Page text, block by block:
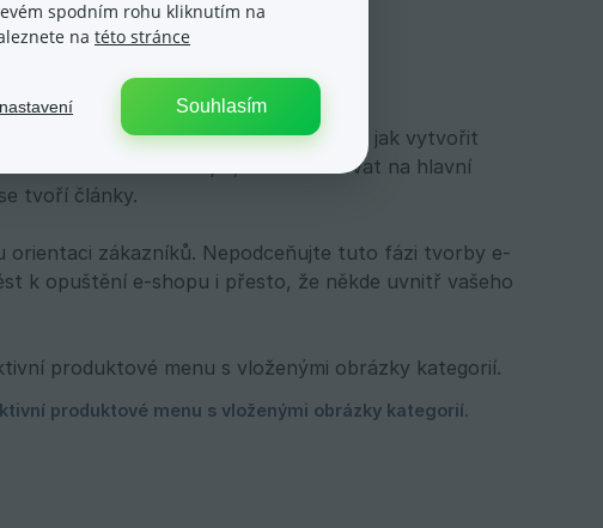
e-shop neobejde. Návody vám ukáží, jak vytvořit
úvodní straně e-shopu, co lze editovat na hlavní
tvoří články.
orientaci zákazníků. Nepodceňujte tuto fázi tvorby e-
k opuštění e-shopu i přesto, že někde uvnitř vašeho
spodním rohu kliknutím na
na této stránce
Souhlasím